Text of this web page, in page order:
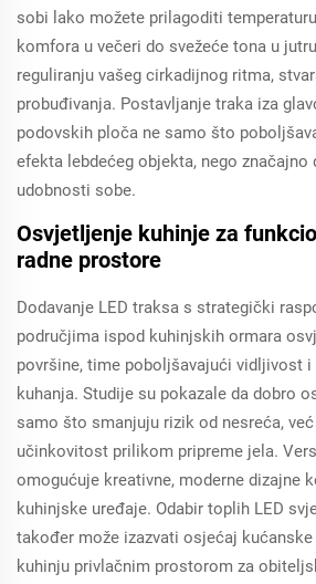
sobi lako možete prilagoditi
komfora u večeri do svežeće tona u
reguliranju vašeg cirkadijnog ritma,
probuđivanja. Postavljanje traka iza
podovskih ploča ne samo što
efekta lebdećeg objekta, nego značajno
udobnosti sobe.
Osvjetljenje kuhinje za
radne prostore
Dodavanje LED traksa s strategički
područjima ispod kuhinjskih ormara
površine, time poboljšavajući vidljivost
kuhanja. Studije su pokazale da dobro
samo što smanjuju rizik od nesreća,
učinkovitost prilikom pripreme jela.
omogućuje kreativne, moderne dizajne
kuhinjske uređaje. Odabir toplih LED
također može izazvati osjećaj
kuhinju privlačnim prostorom za